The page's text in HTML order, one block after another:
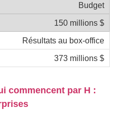
Budget
150 millions $
Résultats au box-office
373 millions $
commencent par H :